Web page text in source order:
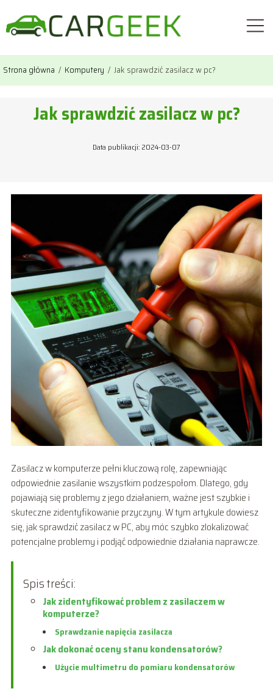
Strona główna / Komputery / Jak sprawdzić zasilacz w pc?
Jak sprawdzić zasilacz w pc?
Data publikacji: 2024-03-07
Zasilacz w komputerze pełni kluczową rolę, zapewniając
odpowiednie zasilanie wszystkim podzespołom. Dlatego, gdy
pojawiają się problemy z jego działaniem, ważne jest szybkie i
skuteczne zidentyfikowanie przyczyny. W tym artykule dowiesz
się, jak sprawdzić zasilacz w PC, aby móc szybko zlokalizować
potencjalne problemy i podjąć odpowiednie działania naprawcze.
Spis treści:
Jak zidentyfikować problem z zasilaczem w
komputerze?
Sprawdzanie napięcia zasilacza
Jak dokonać oceny stanu kondensatorów?
Użycie multimetru do pomiaru kondensatorów